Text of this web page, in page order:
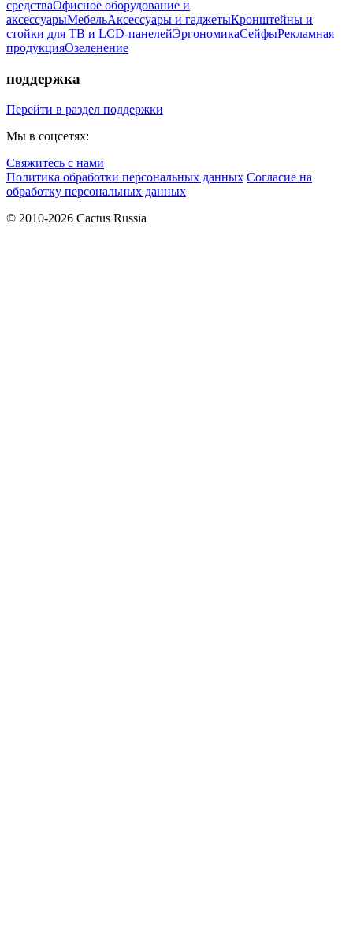
средстваОфисное оборудование и
аксессуарыМебельАксессуары и гаджетыКронштейны и
стойки для ТВ и LCD-панелейЭргономикаСейфыРекламная
продукцияОзеленение
поддержка
Перейти в раздел поддержки
Мы в соцсетях:
Свяжитесь с нами
Политика обработки персональных данных Согласие на
обработку персональных данных
© 2010-2026 Cactus Russia